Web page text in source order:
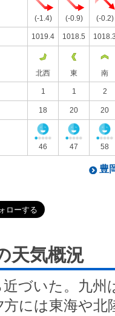
(-1.4) (-0.9) (-0.2)
1019.4 1018.5
北西 東 南
1 1 2
18 20 20
46 47 58
豊
天気概況
づいた。九州
には東海や北